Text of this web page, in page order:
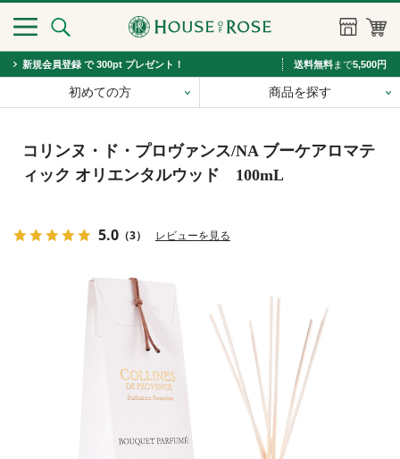
新規会員登録 で 300pt プレゼント！ 送料無料まで5,500円
初めての方 商品を探す
コリンヌ・ド・プロヴァンス/NA ブーケアロマテ
ィック オリエンタルウッド 100mL
5.0（3） レビューを見る